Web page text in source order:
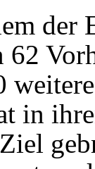
der
in